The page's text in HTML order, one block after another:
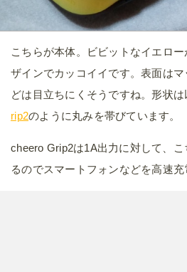
こちらが本体。ビビットなイエロ
ザインでカッコイイです。表面は
どは目立ちにくそうですね。形状
rip2のように丸みを帯びています。
cheero Grip2は1A出力に対して、
るのでスマートフォンなどを高速充